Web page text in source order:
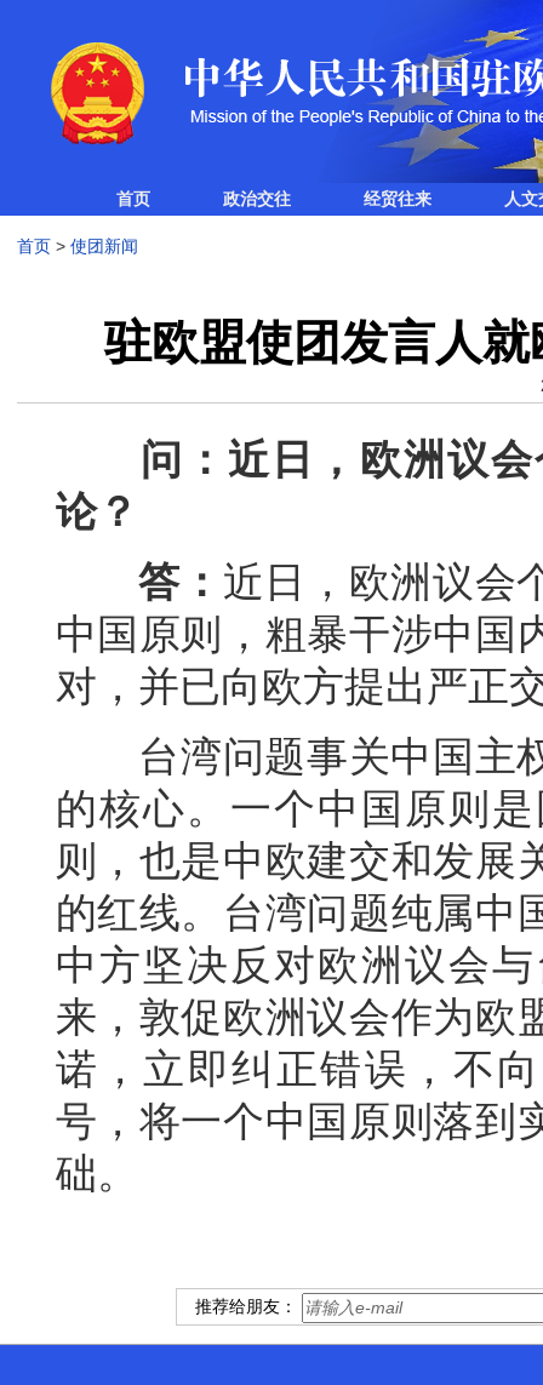
首页 政治交往 经贸往来 人
首页> 使团新闻
驻欧盟使团发言人
问：近日，欧洲议会
论？
答： 近日，欧洲议会
中国原则，粗暴干涉中国
对，并已向欧方提出严正
台湾问题事关中国主权
的核心。一个中国原则
则，也是中欧建交和发展
的红线。台湾问题纯属中
中方坚决反对欧洲议会
来，敦促欧洲议会作为欧
诺，立即纠正错误，不
号，将一个中国原则落到
础。
推荐给朋友：